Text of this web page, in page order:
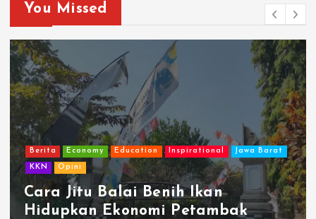
You Missed
Berita Economy Education Inspirational Jawa Barat
KKN Opini
Cara Jitu Balai Benih Ikan
Hidupkan Ekonomi Petambak